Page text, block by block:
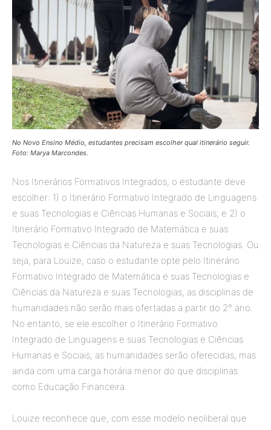
No Novo Ensino Médio, estudantes precisam escolher qual itinerário seguir.
Foto: Marya Marcondes.
Nos Itinerários Formativos Integrados, o estudante deve
escolher: 1) o Itinerário Formativo Integrado de Linguagens
e suas Tecnologias e Ciências Humanas e Sociais; e 2) o
Itinerário Formativo Integrado de Matemática e suas
Tecnologias e Ciências da Natureza e suas Tecnologias. Ou
seja, para Louize, caso o estudante opte pelo Itinerário
Formativo Integrado de Matemática e suas Tecnologias e
Ciências da Natureza e suas Tecnologias, as disciplinas de
humanidades não serão mais ofertadas a partir do 2° ano.
No entanto, se ele escolher o Itinerário Formativo
Integrado de Linguagens e suas Tecnologias e Ciências
Humanas e Sociais, as humanidades serão oferecidas, mas
ainda com uma carga horária menor do que disciplinas
como Educação Financeira.
Louize reconhece que, com esse modelo neoliberal que